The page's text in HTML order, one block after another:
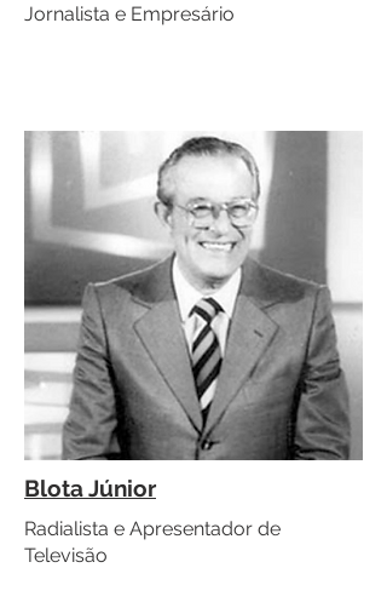
Jornalista e Empresário
Blota Júnior
Radialista e Apresentador de
Televisão